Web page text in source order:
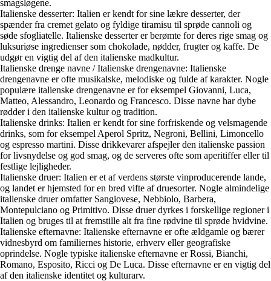
smagsløgene.
Italienske desserter: Italien er kendt for sine lækre desserter, der
spænder fra cremet gelato og fyldige tiramisu til sprøde cannoli og
søde sfogliatelle. Italienske desserter er berømte for deres rige smag og
luksuriøse ingredienser som chokolade, nødder, frugter og kaffe. De
udgør en vigtig del af den italienske madkultur.
Italienske drenge navne / Italienske drengenavne: Italienske
drengenavne er ofte musikalske, melodiske og fulde af karakter. Nogle
populære italienske drengenavne er for eksempel Giovanni, Luca,
Matteo, Alessandro, Leonardo og Francesco. Disse navne har dybe
rødder i den italienske kultur og tradition.
Italienske drinks: Italien er kendt for sine forfriskende og velsmagende
drinks, som for eksempel Aperol Spritz, Negroni, Bellini, Limoncello
og espresso martini. Disse drikkevarer afspejler den italienske passion
for livsnydelse og god smag, og de serveres ofte som aperitiffer eller til
festlige lejligheder.
Italienske druer: Italien er et af verdens største vinproducerende lande,
og landet er hjemsted for en bred vifte af druesorter. Nogle almindelige
italienske druer omfatter Sangiovese, Nebbiolo, Barbera,
Montepulciano og Primitivo. Disse druer dyrkes i forskellige regioner i
Italien og bruges til at fremstille alt fra fine rødvine til sprøde hvidvine.
Italienske efternavne: Italienske efternavne er ofte ældgamle og bærer
vidnesbyrd om familiernes historie, erhverv eller geografiske
oprindelse. Nogle typiske italienske efternavne er Rossi, Bianchi,
Romano, Esposito, Ricci og De Luca. Disse efternavne er en vigtig del
af den italienske identitet og kulturarv.